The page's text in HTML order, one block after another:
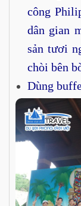
công
dân gian
sản tươi
chòi bên
Dùng